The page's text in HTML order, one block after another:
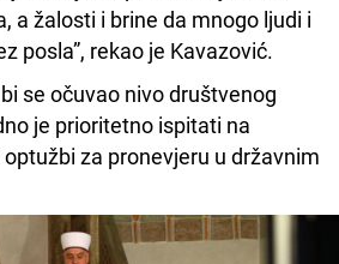
a žalosti i brine da mnogo ljudi i
posla”, rekao je Kavazović.
se očuvao nivo društvenog
je prioritetno ispitati na
za pronevjeru u državnim